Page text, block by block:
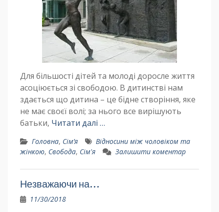
Для більшості дітей та молоді доросле життя
асоціюється зі свободою. В дитинстві нам
здається що дитина – це бідне створіння, яке
не має своєї волі; за нього все вирішують
батьки, Читати далі …
Головна, Сім’я
Відносини між чоловіком та
жінкою, Свобода, Сім'я Залишити коментар
Незважаючи на…
11/30/2018